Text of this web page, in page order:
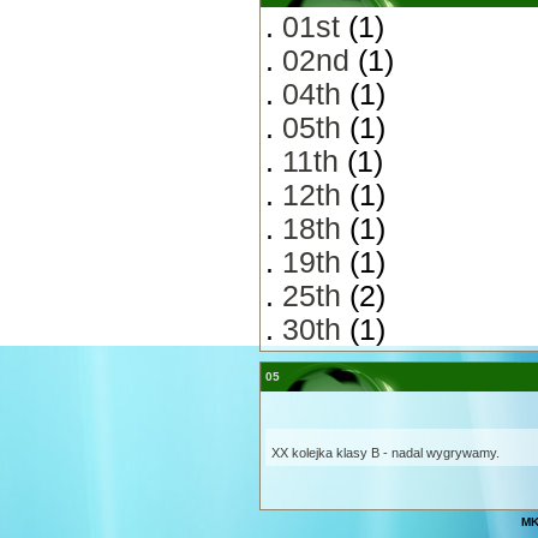
. 01st (1)
. 02nd (1)
. 04th (1)
. 05th (1)
. 11th (1)
. 12th (1)
. 18th (1)
. 19th (1)
. 25th (2)
. 30th (1)
05
XX kolejka klasy B - nadal wygrywamy.